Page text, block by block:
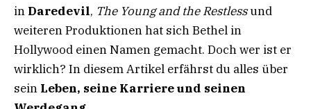
in Daredevil, The Young and the Restlessund
weiteren Produktionen hat sich Bethel in
Hollywood einen Namen gemacht. Doch wer ist er
wirklich? In diesem Artikel erfährst du alles über
sein Leben, seine Karriere und seinen